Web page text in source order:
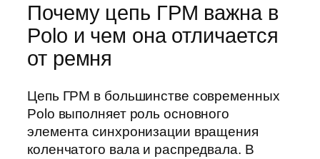
Почему цепь ГРМ важна в
Polo и чем она отличается
от ремня
Цепь ГРМ в большинстве современных
Polo выполняет роль основного
элемента синхронизации вращения
коленчатого вала и распредвала. В